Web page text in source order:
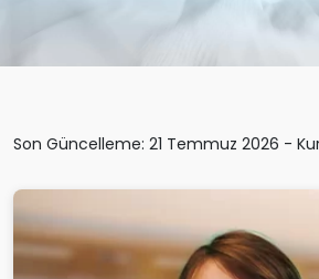
Son Güncelleme: 21 Temmuz 2026 -